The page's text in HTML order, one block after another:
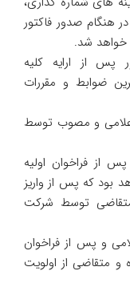
هنگام صدور فاکتور
شد.
پس از ارایه کلیه
ضوابط و مقررات
اعلامی و مصوب توسط
پس از فراخوان اولیه
بود که پس از واریز
متقاضی توسط شرکت
و پس از فراخوان
و متقاضی از اولویت